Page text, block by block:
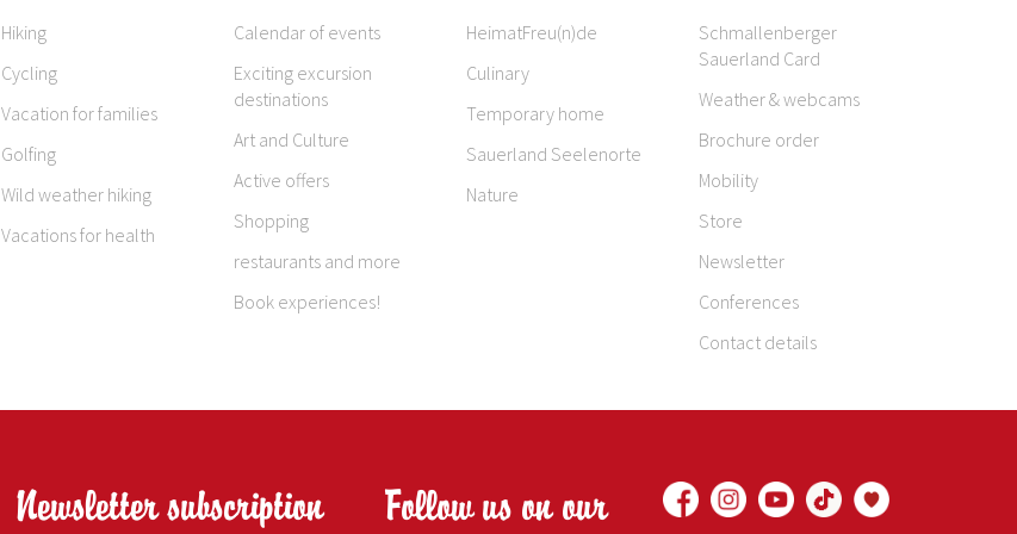
Hiking
Cycling
Vacation for families
Golfing
Wild weather hiking
Vacations for health
Calendar of events
Exciting excursion
destinations
Art and Culture
Active offers
Shopping
restaurants and more
Book experiences!
HeimatFreu(n)de
Culinary
Temporary home
Sauerland Seelenorte
Nature
Schmallenberger
Sauerland Card
Weather & webcams
Brochure order
Mobility
Store
Newsletter
Conferences
Contact details
Newsletter subscription Follow us on our